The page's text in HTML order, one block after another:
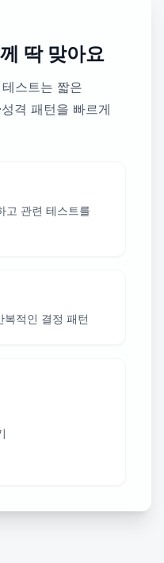
딱 맞아요
스트는 짧은
격 패턴을 빠르게
고 관련 테스트를
적인 결정 패턴